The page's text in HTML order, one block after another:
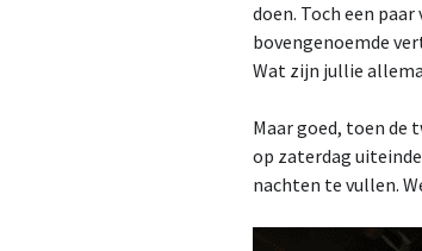
doen. Toch een
bovengenoemde
Wat zijn jullie
Maar goed, toen de
op zaterdag
nachten te vullen.